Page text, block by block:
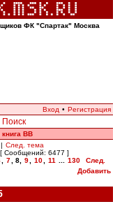
ФК "Спартак" Москва
Вход • Регистрация
Поиск
книга ВВ
| След. тема
[ Сообщений: 6477 ]
7 8, 9 10 11 130
След.
Добавить